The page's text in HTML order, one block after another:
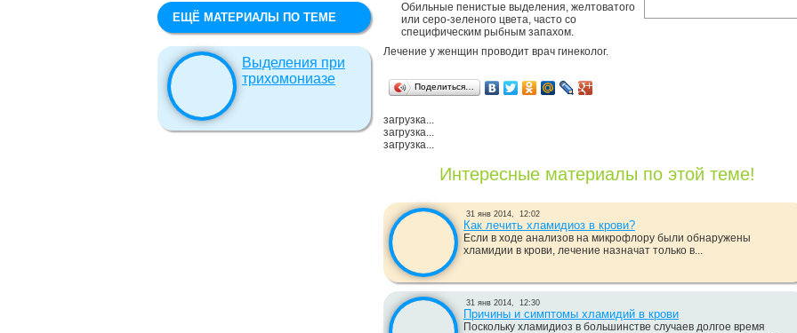
Обильные пенистые выделения, желтоватого
или серо-зеленого цвета, часто со
специфическим рыбным запахом.
Лечение у женщин проводит врач гинеколог.
Поделиться…
загрузка...
загрузка...
загрузка...
Интересные материалы по этой теме!
31 янв 2014, 12:02
Как лечить хламидиоз в крови?
Если в ходе анализов на микрофлору были обнаружены
хламидии в крови, лечение назначат только в...
31 янв 2014, 12:30
Причины и симптомы хламидий в крови
Поскольку хламидиоз в большинстве случаев долгое время
ЕЩЁ МАТЕРИАЛЫ ПО ТЕМЕ
Выделения при
трихомониазе